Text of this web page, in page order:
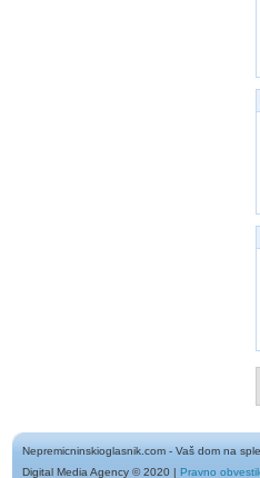
Nepremicninskioglasnik.com - Vaš dom na
Digital Media Agency © 2020 | Pravno